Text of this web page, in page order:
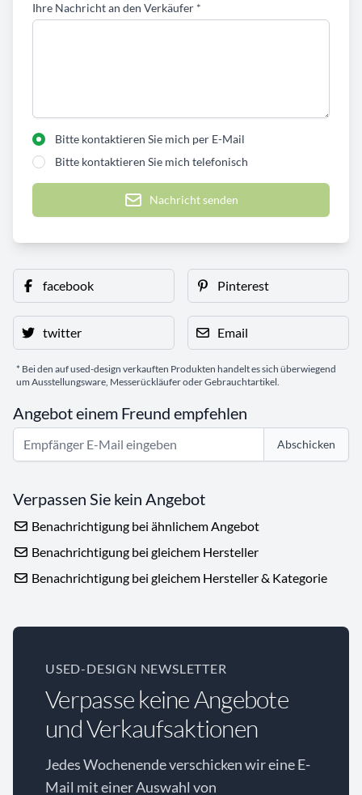
Ihre Nachricht an den Verkäufer *
Bitte kontaktieren Sie mich per E-Mail
Bitte kontaktieren Sie mich telefonisch
Nachricht senden
facebook Pinterest
twitter Email
* Bei den auf used-design verkauften Produkten handelt es sich überwiegend
um Ausstellungsware, Messerückläufer oder Gebrauchtartikel.
Angebot einem Freund empfehlen
Abschicken
Verpassen Sie kein Angebot
Benachrichtigung bei ähnlichem Angebot
Benachrichtigung bei gleichem Hersteller
Benachrichtigung bei gleichem Hersteller & Kategorie
USED-DESIGN NEWSLETTER
Verpasse keine Angebote
und Verkaufsaktionen
Jedes Wochenende verschicken wir eine E-
Mail mit einer Auswahl von